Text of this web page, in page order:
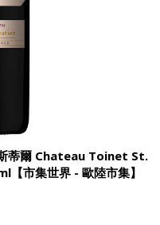
蒂爾 Chateau Toinet St.
市集世界 - 歐陸市集】